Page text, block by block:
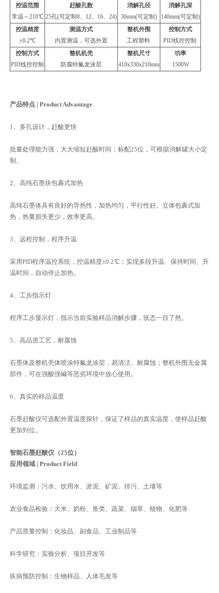
控温范围
常温～210℃
赶酸孔数
25孔(可定制8、 12、16、24)
消解孔径
36mm(可定制)
消解孔深
140mm(可定制)
控温精度
±0.2℃
测温方式
内置测温，可选外置
整机外围
工程塑料
控制方式
PID线控控制
控制方式
PID线控控制
整机机壳
防腐特氟龙涂层
整机尺寸
410x330x210mm
功率
1500W
产品特点 | Product Advantage
1、多孔设计，赶酸更快
批量处理能力强，大大缩短赶酸时间；标配25位，可根据消解罐大小定
制。
2、高纯石墨块包裹式加热
高纯石墨体具有良好的导热性，加热均匀，平行性好。立体包裹式加
热，热量损失更少，效率更高。
3、远程控制，程序升温
采用PID程序温控系统，控温精度±0.2℃；实现多段升温、保持时间、升
温时间，自动停止加热。
4、工步指示灯
程序工步显示灯，指示当前实验样品消解步骤，状态一目了然。
5、高品质工艺，耐腐蚀
石墨体及整机壳体喷涂特氟龙涂层，易清洁、耐腐蚀；整机外围无金属
部件，可在强酸强碱等恶劣环境中放心使用。
6、真实的样品温度
石墨赶酸仪可选配外置温度探针，保证了样品的真实温度，使样品赶酸
更加到位。
智能石墨赶酸仪（25位）
应用领域 | Product Field
环境监测：污水、饮用水、淤泥、矿泥、排污、土壤等
农业食品检验：大米、奶粉、鱼类、蔬菜、烟草、植物、化肥等
产品质量控制：化妆品、副食品、工业制品等
科学研究：实验分析、项目开发等
疾病预防控制：生物样品、人体毛发等